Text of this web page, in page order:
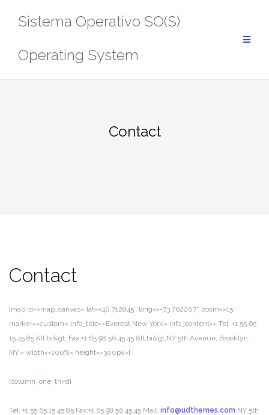
Sistema Operativo SO(S)
Operating System
Contact
Contact
[map id=»map_canvas» lat=»40.712845″ long=»-73.762207″ zoom=»15″
marker=»custom» info_title=»Everest New York» info_content=» Tel: +1 55 65
15 45 85 &lt;br&gt; Fax:+1 65 98 56 45 45 &lt;br&gt;NY 5th Avenue, Brooklyn,
NY.» width=»100%» height=»300px»]
[column_one_third]
Tel: +1 55 65 15 45 85 Fax:+1 65 98 56 45 45 Mail: info@udthemes.com NY 5th